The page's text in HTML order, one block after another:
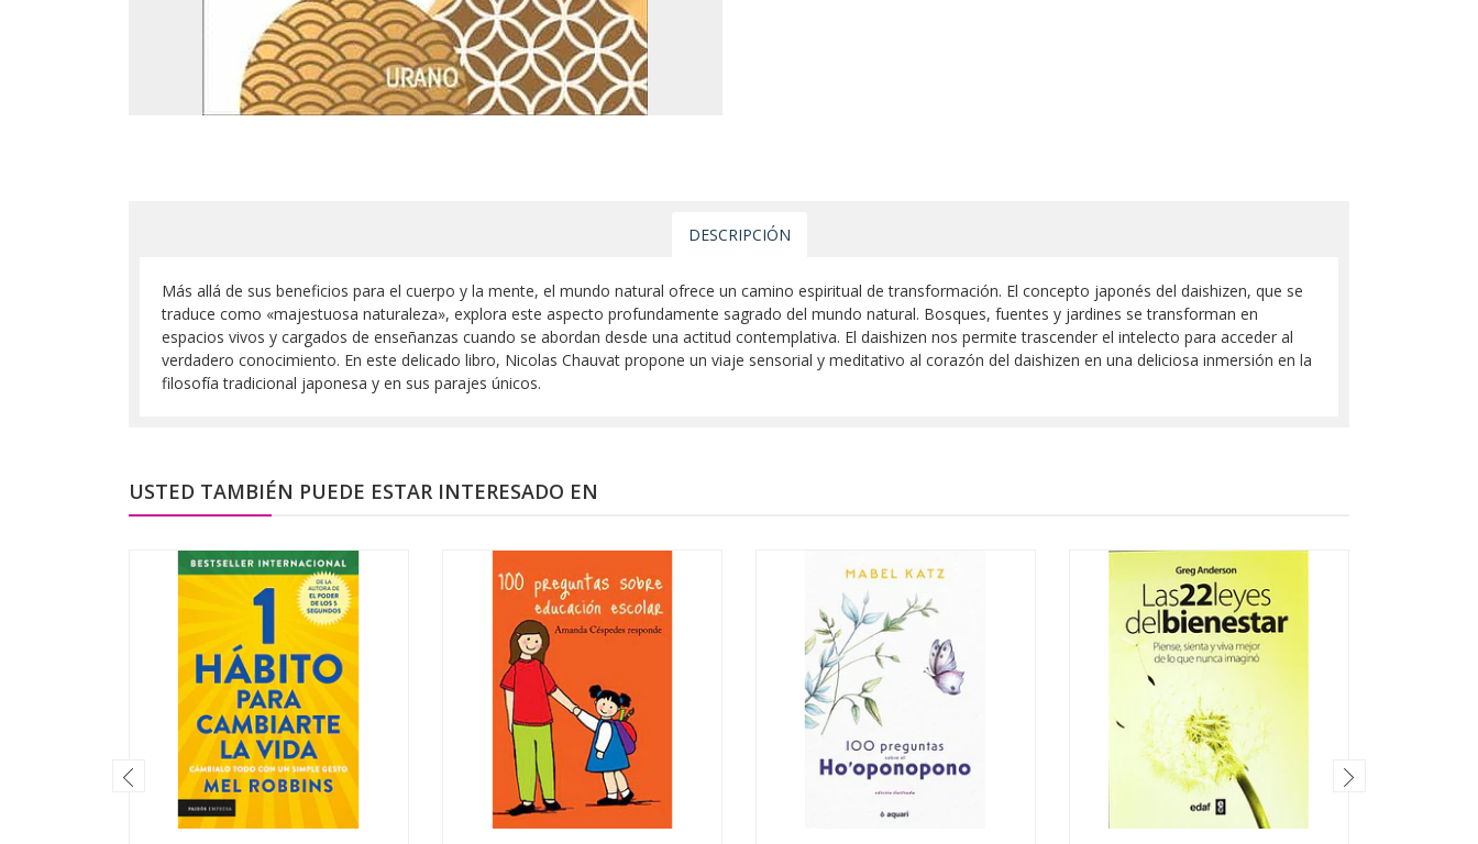
DESCRIPCIÓN
Más allá de sus beneficios para el cuerpo y la mente, el mundo natural ofrece un camino espiritual de transformación. El concepto japonés del daishizen, que se
traduce como «majestuosa naturaleza», explora este aspecto profundamente sagrado del mundo natural. Bosques, fuentes y jardines se transforman en
espacios vivos y cargados de enseñanzas cuando se abordan desde una actitud contemplativa. El daishizen nos permite trascender el intelecto para acceder al
verdadero conocimiento. En este delicado libro, Nicolas Chauvat propone un viaje sensorial y meditativo al corazón del daishizen en una deliciosa inmersión en la
filosofía tradicional japonesa y en sus parajes únicos.
USTED TAMBIÉN PUEDE ESTAR INTERESADO EN